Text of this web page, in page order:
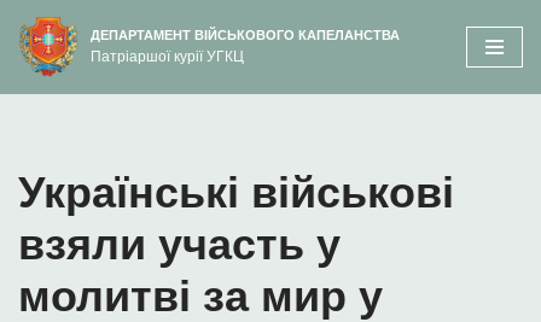
вмісту
Перейти
до
ДЕПАРТАМЕНТ ВІЙСЬКОВОГО КАПЕЛАНСТВА
Патріаршої курії УГКЦ
Українські військові
взяли участь у
молитві за мир у